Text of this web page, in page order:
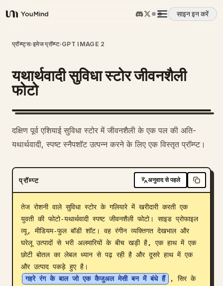
YouMind
साइन इन करें
अवलोकन
उपयोग के मामले
कौशल
प्रॉम्प्ट
मूल्य निर्धारण
डाउनलोड
ब्लॉग
अपडेट
प्रॉम्प्ट्स›इमेज प्रॉम्प्ट›GPT IMAGE 2
यथार्थवादी सुविधा स्टोर जीवनशैली
फोटो
दक्षिण पूर्व एशियाई सुविधा स्टोर में जीवनशैली के एक पल की अति-
यथार्थवादी, स्पष्ट स्नैपशॉट उत्पन्न करने के लिए एक विस्तृत प्रॉम्प्ट।
प्रॉम्प्ट अनुवाद से पहले
तेज रोशनी वाले सुविधा स्टोर के गलियारे में खरीदारी करती एक
युवती की फोटो-यथार्थवादी स्पष्ट जीवनशैली फोटो। साइड प्रोफाइल
व्यू, मीडियम-फुल बॉडी शॉट। वह रंगीन व्यक्तिगत देखभाल और
घरेलू उत्पादों से भरी अलमारियों के बीच खड़ी है, एक हाथ में एक
छोटी बोतल का लेबल ध्यान से पढ़ रही है और दूसरे हाथ में एक
और उत्पाद पकड़े हुए है।
गहरे रंग के बाल जो एक कैजुअल मेसी बन में बंधे हैं
, सिर के